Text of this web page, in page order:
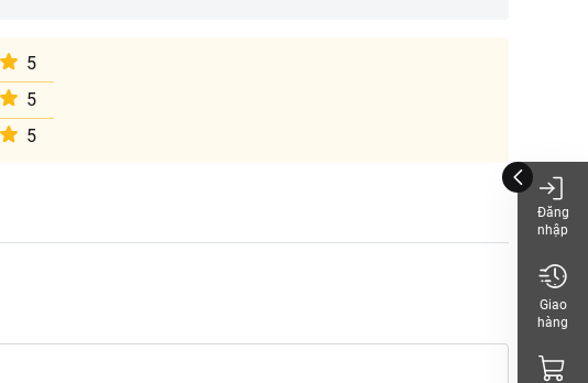
5
5
5
Đăng
nhập
Giao
hàng